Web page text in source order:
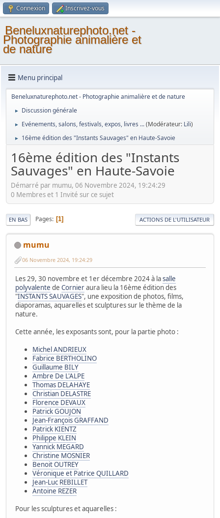
Connexion Inscrivez-vous
Beneluxnaturephoto.net -
Photographie animalière et
de nature
Menu principal
Beneluxnaturephoto.net - Photographie animalière et de nature
► Discussion générale
► Evénements, salons, festivals, expos, livres ...(Modérateur: Lili)
► 16ème édition des "Instants Sauvages" en Haute-Savoie
16ème édition des "Instants
Sauvages" en Haute-Savoie
Démarré par mumu, 06 Novembre 2024, 19:24:29
0 Membres et 1 Invité sur ce sujet
EN BAS Pages 1 ACTIONS DE L'UTILISATEUR
mumu
06 Novembre 2024, 19:24:29
Les 29, 30 novembre et 1er décembre 2024 à lasalle
polyvalente de Cornieraura lieu la 16ème édition des
"INSTANTS SAUVAGES", une exposition de photos, films,
diaporamas, aquarelles et sculptures sur le thème de la
nature.
Cette année, les exposants sont, pour la partie photo :
Michel ANDRIEUX
Fabrice BERTHOLINO
Guillaume BILY
Ambre De L'ALPE
Thomas DELAHAYE
Christian DELASTRE
Florence DEVAUX
Patrick GOUJON
Jean-François GRAFFAND
Patrick KIENTZ
Philippe KLEIN
Yannick MEGARD
Christine MOSNIER
Benoit OUTREY
Véronique et Patrice QUILLARD
Jean-Luc REBILLET
Antoine REZER
Pour les sculptures et aquarelles :